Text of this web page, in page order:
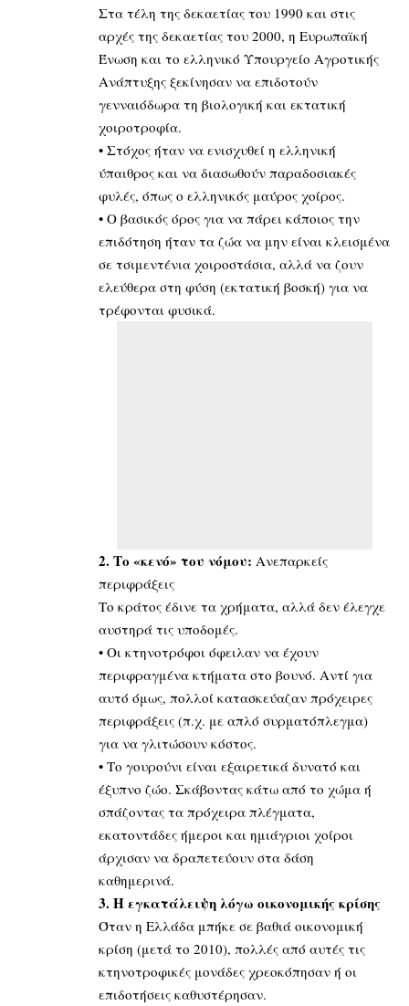
Στα τέλη της δεκαετίας του 1990 και στις
αρχές της δεκαετίας του 2000, η Ευρωπαϊκή
Ένωση και το ελληνικό Υπουργείο Αγροτικής
Ανάπτυξης ξεκίνησαν να επιδοτούν
γενναιόδωρα τη βιολογική και εκτατική
χοιροτροφία.
• Στόχος ήταν να ενισχυθεί η ελληνική
ύπαιθρος και να διασωθούν παραδοσιακές
φυλές, όπως ο ελληνικός μαύρος χοίρος.
• Ο βασικός όρος για να πάρει κάποιος την
επιδότηση ήταν τα ζώα να μην είναι κλεισμένα
σε τσιμεντένια χοιροστάσια, αλλά να ζουν
ελεύθερα στη φύση (εκτατική βοσκή) για να
τρέφονται φυσικά.
2. Το «κενό» του νόμου: Ανεπαρκείς
περιφράξεις
Το κράτος έδινε τα χρήματα, αλλά δεν έλεγχε
αυστηρά τις υποδομές.
• Οι κτηνοτρόφοι όφειλαν να έχουν
περιφραγμένα κτήματα στο βουνό. Αντί για
αυτό όμως, πολλοί κατασκεύαζαν πρόχειρες
περιφράξεις (π.χ. με απλό συρματόπλεγμα)
για να γλιτώσουν κόστος.
• Το γουρούνι είναι εξαιρετικά δυνατό και
έξυπνο ζώο. Σκάβοντας κάτω από το χώμα ή
σπάζοντας τα πρόχειρα πλέγματα,
εκατοντάδες ήμεροι και ημιάγριοι χοίροι
άρχισαν να δραπετεύουν στα δάση
καθημερινά.
3. Η εγκατάλειψη λόγω οικονομικής κρίσης
Όταν η Ελλάδα μπήκε σε βαθιά οικονομική
κρίση (μετά το 2010), πολλές από αυτές τις
κτηνοτροφικές μονάδες χρεοκόπησαν ή οι
επιδοτήσεις καθυστέρησαν.